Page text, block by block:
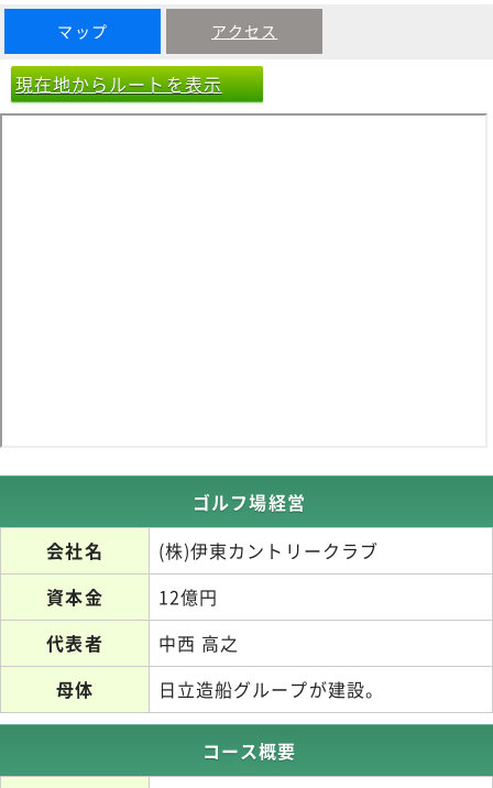
マップ アクセス
現在地からルートを表示
ゴルフ場経営
会社名
(株)伊東カントリークラブ
資本金
12億円
代表者
中西 高之
母体
日立造船グループが建設。
コース概要